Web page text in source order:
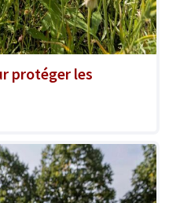
protéger les